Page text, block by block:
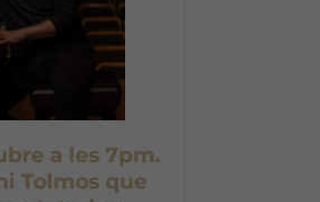
a les 7pm.
Tolmos que